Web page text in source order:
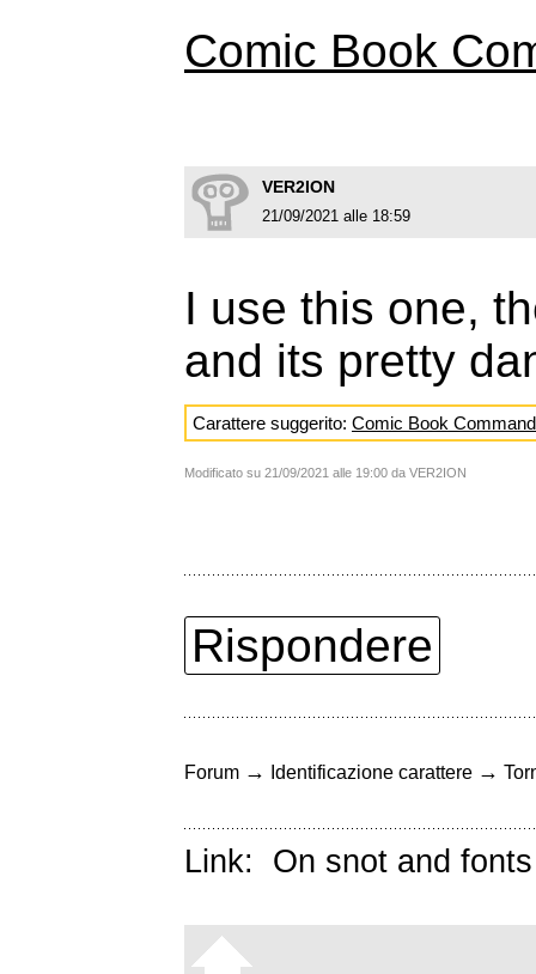
Comic Book
VER2ION
21/09/2021 alle 18:59
I use this one,
and its pretty
Carattere suggerito: Comic Book
Modificato su 21/09/2021 alle 19:00 da VER2ION
Rispondere
Forum → Identificazione carattere →
Link: On snot and fonts